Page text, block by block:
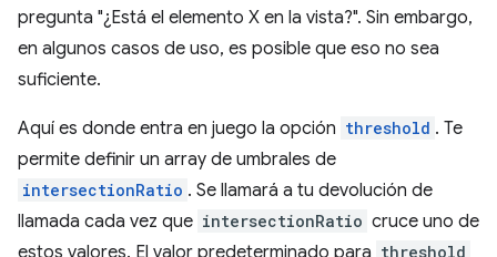
pregunta "¿Está el elemento X en la vista?". Sin embargo,
en algunos casos de uso, es posible que eso no sea
suficiente.
Aquí es donde entra en juego la opción threshold . Te
permite definir un array de umbrales de
intersectionRatio . Se llamará a tu devolución de
llamada cada vez que intersectionRatio cruce uno de
estos valores. El valor predeterminado para threshold